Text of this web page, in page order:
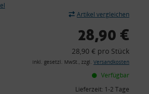
Artikel vergleichen
28,90 €
28,90 € pro Stück
inkl. gesetzl. MwSt., zzgl. Versandkosten
Verfügbar
Lieferzeit: 1-2 Tage